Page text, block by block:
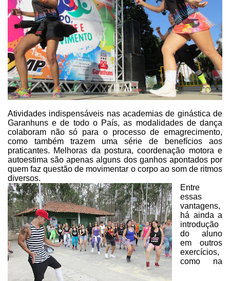
Atividades indispensáveis nas academias de ginástica de
Garanhuns e de todo o País, as modalidades de dança
colaboram não só para o processo de emagrecimento,
como também trazem uma série de benefícios aos
praticantes. Melhoras da postura, coordenação motora e
autoestima são apenas alguns dosganhos apontados por
quem faz questão de movimentar o corpo ao som de ritmos
diversos.
Entre
essas
vantagens,
há ainda a
introdução
do aluno
em outros
exercícios,
como na